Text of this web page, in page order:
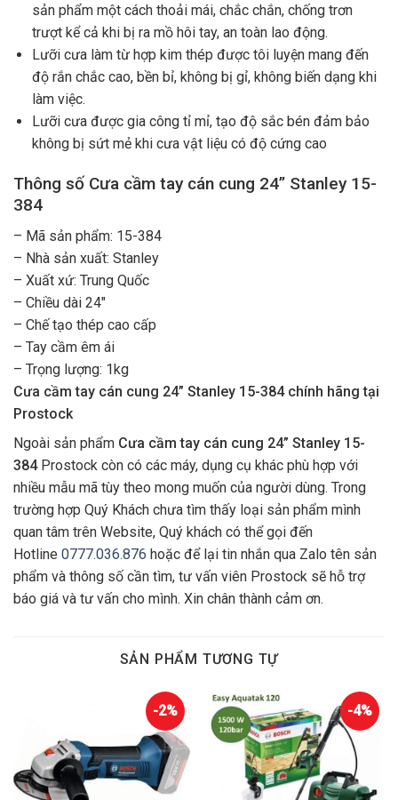
sản phẩm một cách thoải mái, chắc chắn, chống trơn
trượt kể cả khi bị ra mồ hôi tay, an toàn lao động.
Lưỡi cưa làm từ hợp kim thép được tôi luyện mang đến
độ rắn chắc cao, bền bỉ, không bị gỉ, không biến dạng khi
làm việc.
Lưỡi cưa được gia công tỉ mỉ, tạo độ sắc bén đảm bảo
không bị sứt mẻ khi cưa vật liệu có độ cứng cao
Thông số Cưa cầm tay cán cung 24” Stanley 15-
384
– Mã sản phẩm: 15-384
– Nhà sản xuất: Stanley
– Xuất xứ: Trung Quốc
– Chiều dài 24″
– Chế tạo thép cao cấp
– Tay cầm êm ái
– Trọng lượng: 1kg
Cưa cầm tay cán cung 24” Stanley 15-384 chính hãng tại
Prostock
Ngoài sản phẩm Cưa cầm tay cán cung 24” Stanley 15-
384 Prostock còn có các máy, dụng cụ khác phù hợp với
nhiều mẫu mã tùy theo mong muốn của người dùng. Trong
trường hợp Quý Khách chưa tìm thấy loại sản phẩm mình
quan tâm trên Website, Quý khách có thể gọi đến
Hotline 0777.036.876 hoặc để lại tin nhắn qua Zalo tên sản
phẩm và thông số cần tìm, tư vấn viên Prostock sẽ hỗ trợ
báo giá và tư vấn cho mình. Xin chân thành cảm ơn.
SẢN PHẨM TƯƠNG TỰ
-2% -4%